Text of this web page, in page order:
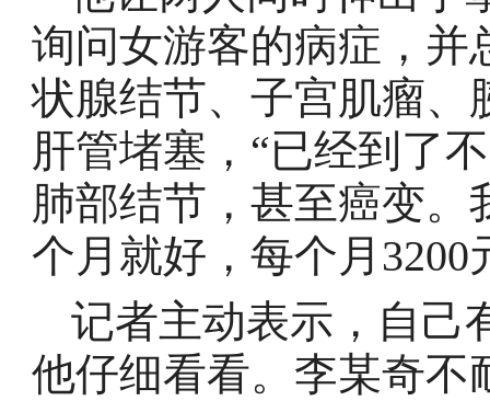
询问女游客的病症，并
状腺结节、子宫肌瘤、
肝管堵塞，“已经到了
肺部结节，甚至癌变。
个月就好，每个月3200
记者主动表示，自己
他仔细看看。李某奇不